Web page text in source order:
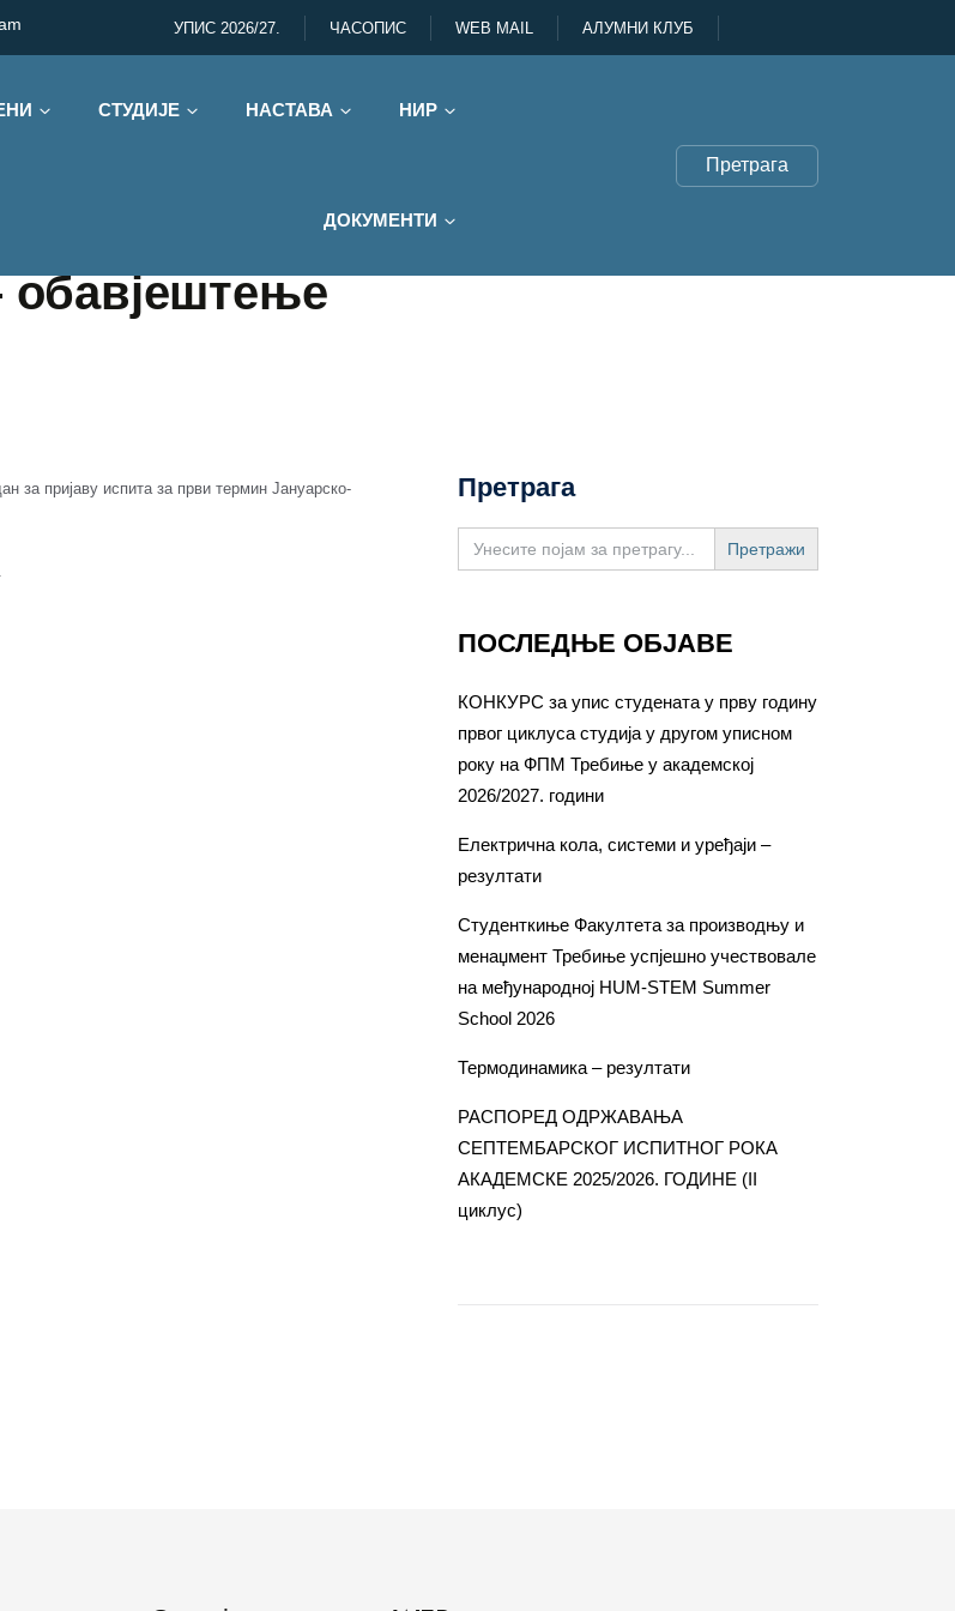
УПИС 2026/27. ЧАСОПИС WEB MAIL АЛУМНИ КЛУБ
СТУДИЈЕ НАСТАВА НИР
ДОКУМЕНТИ
Претрага
обавјештење
за пријаву испита за први термин Јануарско-
Претрага
Search
for:
ПОСЛЕДЊЕ ОБЈАВЕ
КОНКУРС за упис студената у прву годину
првог циклуса студија у другом уписном
року на ФПМ Требиње у академској
2026/2027. години
Електрична кола, системи и уређаји –
резултати
Студенткиње Факултета за производњу и
менаџмент Требиње успјешно учествовале
на међународној HUM-STEM Summer
School 2026
Термодинамика – резултати
РАСПОРЕД ОДРЖАВАЊА
СЕПТЕМБАРСКОГ ИСПИТНОГ РОКА
АКАДЕМСКЕ 2025/2026. ГОДИНЕ (II
циклус)